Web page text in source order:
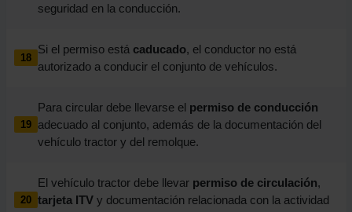
seguridad en la conducción.
18
Si el permiso está caducado, el conductor no está
autorizado a conducir el conjunto de vehículos.
19
Para circular debe llevarse el permiso de conducción
adecuado al conjunto, además de la documentación del
vehículo tractor y del remolque.
20
El vehículo tractor debe llevar permiso de circulación,
tarjeta ITVy documentación relacionada con la actividad